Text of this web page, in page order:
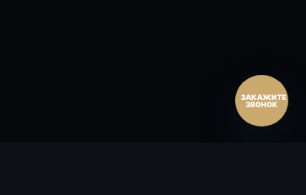
ЗАКАЖИТЕ
ЗВОНОК